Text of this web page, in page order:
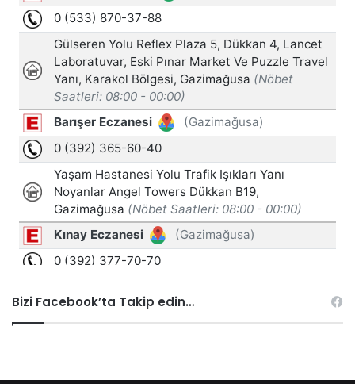
Bizi Facebook’ta Takip edin…